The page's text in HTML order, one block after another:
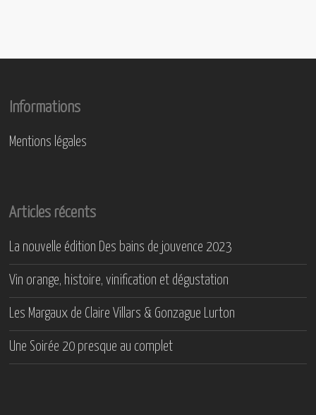
Informations
Mentions légales
Articles récents
La nouvelle édition Des bains de jouvence 2023
Vin orange, histoire, vinification et dégustation
Les Margaux de Claire Villars & Gonzague Lurton
Une Soirée 20 presque au complet